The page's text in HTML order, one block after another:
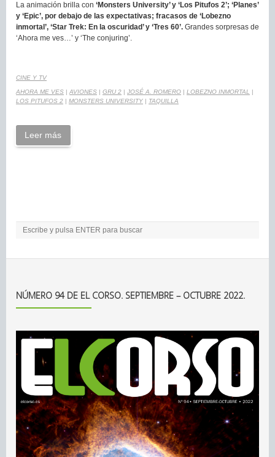
La animación brilla con ‘Monsters University’ y ‘Los Pitufos 2’; ‘Planes’
y ‘Epic’, por debajo de las expectativas; fracasos de ‘Lobezno
inmortal’, ‘Star Trek: En la oscuridad’ y ‘Tres 60’. Grandes sorpresas de
‘Ahora me ves…’ y ‘The conjuring’.
CINE Y TV
AHORA ME VES | AVIONES | GRU 2 | JOSÉ A. ROMERO | LOBEZNO INMORTAL
|
LOS PITUFOS 2 | MONSTERS UNIVERSITY | TAQUILLA
Leer más
NÚMERO 94 DE EL CORSO. SEPTIEMBRE – OCTUBRE 2022.